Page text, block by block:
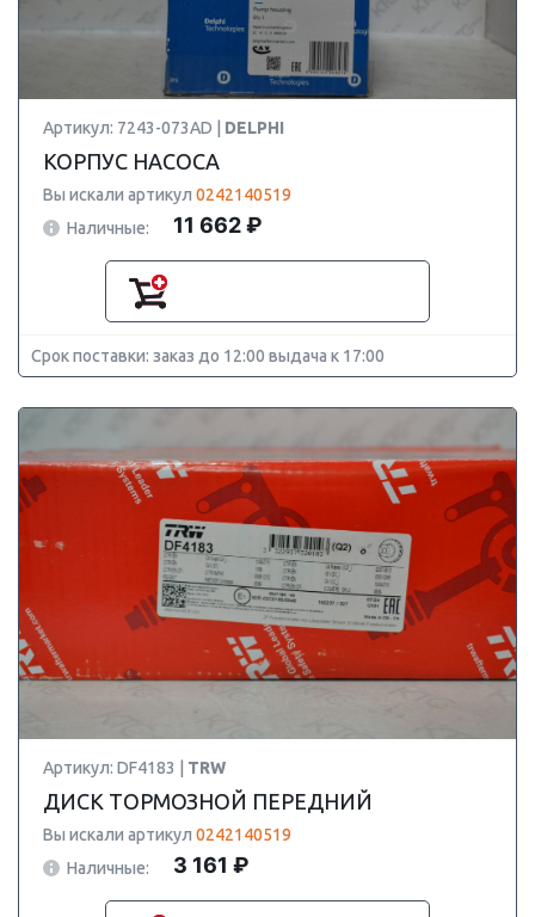
Артикул: 7243-073AD | DELPHI
КОРПУС НАСОСА
Вы искали артикул 0242140519
Наличные:
11 662 ₽
Срок поставки: заказ до 12:00 выдача к 17:00
Артикул: DF4183 | TRW
ДИСК ТОРМОЗНОЙ ПЕРЕДНИЙ
Вы искали артикул 0242140519
Наличные:
3 161 ₽